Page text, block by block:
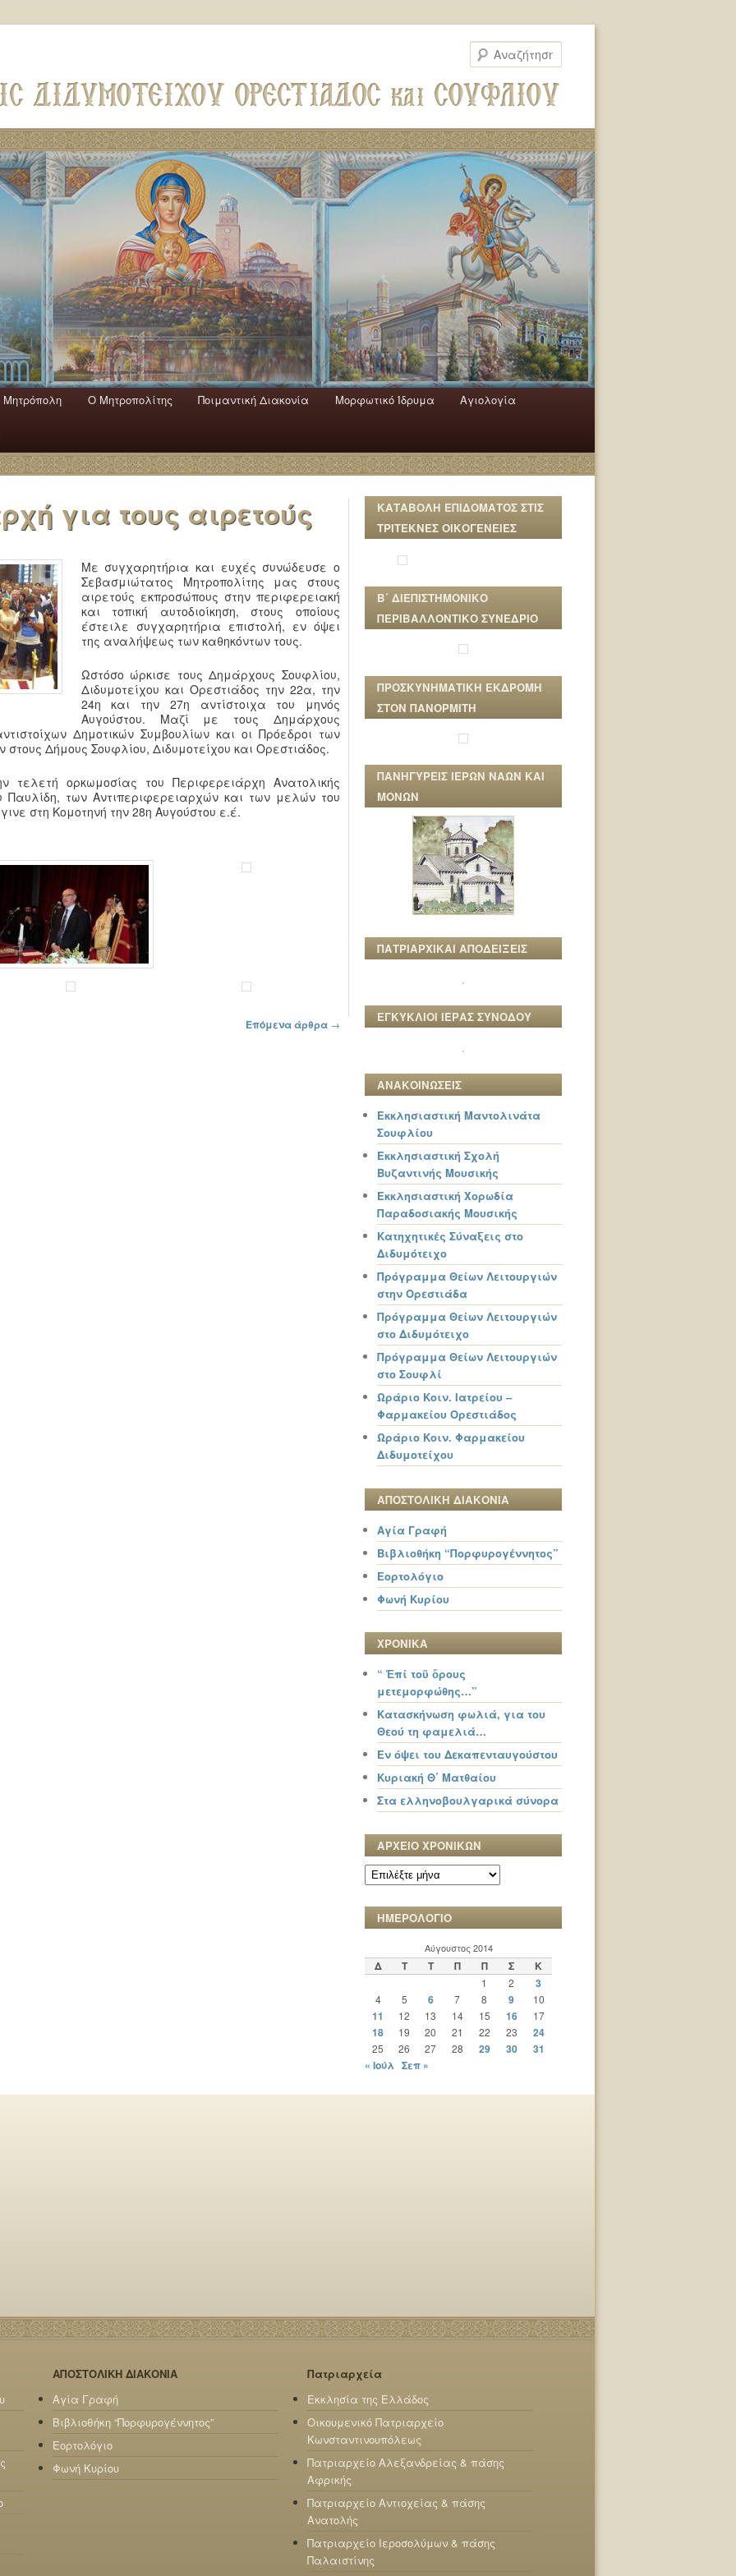
Mητρόπολη Ο Mητροπολίτης Ποιμαντική Διακονία Μορφωτικό Ίδρυμα Αγιολογία
για τους αιρετούς
Με συγχαρητήρια και ευχές συνώδευσε ο
Σεβασμιώτατος Μητροπολίτης μας στους
αιρετούς εκπροσώπους στην περιφερειακή
και τοπική αυτοδιοίκηση, στους οποίους
έστειλε συγχαρητήρια επιστολή, εν όψει
της αναλήψεως των καθηκόντων τους.
Ωστόσο ώρκισε τους Δημάρχους Σουφλίου,
Διδυμοτείχου και Ορεστιάδος την 22α, την
24η και την 27η αντίστοιχα του μηνός
Αυγούστου. Μαζί με τους Δημάρχους
Δημοτικών Συμβουλίων και οι Πρόεδροι των
στους Δήμους Σουφλίου, Διδυμοτείχου και Ορεστιάδος.
τελετή ορκωμοσίας του Περιφερειάρχη Ανατολικής
Παυλίδη, των Αντιπεριφερειαρχών και των μελών του
στη Κομοτηνή την 28η Αυγούστου ε.έ.
Επόμενα άρθρα →
ΚΑΤΑΒΟΛΗ ΕΠΙΔΟΜΑΤΟΣ ΣΤΙΣ
ΤΡΙΤΕΚΝΕΣ ΟΙΚΟΓΕΝΕΙΕΣ
Β΄ ΔΙΕΠΙΣΤΗΜΟΝΙΚΟ
ΠΕΡΙΒΑΛΛΟΝΤΙΚΟ ΣΥΝΕΔΡΙΟ
ΠΡΟΣΚΥΝΗΜΑΤΙΚΗ ΕΚΔΡΟΜΗ
ΣΤΟΝ ΠΑΝΟΡΜΙΤΗ
ΠΑΝΗΓΥΡΕΙΣ ΙΕΡΩΝ ΝΑΩΝ ΚΑΙ
ΜΟΝΩΝ
ΠΑΤΡΙΑΡΧΙΚΑΙ ΑΠΟΔΕΙΞΕΙΣ
ΕΓΚΥΚΛΙΟΙ ΙΕΡΑΣ ΣΥΝΟΔΟΥ
ΑΝΑΚΟΙΝΩΣΕΙΣ
Εκκλησιαστική Μαντολινάτα
Σουφλίου
Εκκλησιαστική Σχολή
Βυζαντινής Μουσικής
Εκκλησιαστική Χορωδία
Παραδοσιακής Μουσικής
Κατηχητικές Σύναξεις στο
Διδυμότειχο
Πρόγραμμα Θείων Λειτουργιών
στην Ορεστιάδα
Πρόγραμμα Θείων Λειτουργιών
στο Διδυμότειχο
Πρόγραμμα Θείων Λειτουργιών
στο Σουφλί
Ωράριο Κοιν. Ιατρείου –
Φαρμακείου Ορεστιάδος
Ωράριο Κοιν. Φαρμακείου
Διδυμοτείχου
ΑΠΟΣΤΟΛΙΚΗ ΔΙΑΚΟΝΙΑ
Αγία Γραφή
Βιβλιοθήκη “Πορφυρογέννητος”
Εορτολόγιο
Φωνή Κυρίου
ΧΡΟΝΙΚΑ
“ Ἐπί τοῦ ὄρους
μετεμορφώθης…”
Κατασκήνωση φωλιά, για του
Θεού τη φαμελιά…
Εν όψει του Δεκαπενταυγούστου
Κυριακή Θ΄ Ματθαίου
Στα ελληνοβουλγαρικά σύνορα
ΑΡΧΕΙΟ ΧΡΟΝΙΚΩΝ
ΑΡΧΕΙΟ
ΧΡΟΝΙΚΩΝ
ΗΜΕΡΟΛΟΓΙΟ
Αύγουστος 2014
Δ Τ Τ Π Π Σ Κ
1 2 3
4 5 6 7 8 9 10
11 12 13 14 15 16 17
18 19 20 21 22 23 24
25 26 27 28 29 30
31
« Ιούλ Σεπ »
ΑΠΟΣΤΟΛΙΚΗ ΔΙΑΚΟΝΙΑ
Αγία Γραφή
Βιβλιοθήκη “Πορφυρογέννητος”
Εορτολόγιο
Φωνή Κυρίου
Πατριαρχεία
Εκκλησία της Ελλάδος
Οικουμενικό Πατριαρχείο
Κωνσταντινουπόλεως
Πατριαρχείο Αλεξανδρείας & πάσης
Αφρικής
Πατριαρχείο Αντιοχείας & πάσης
Ανατολής
Πατριαρχείο Ιεροσολύμων & πάσης
Παλαιστίνης